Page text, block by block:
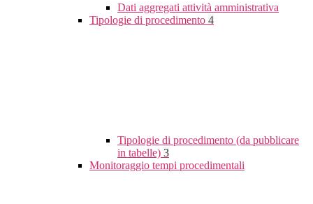
Dati aggregati attività amministrativa
Tipologie di procedimento 4
Tipologie di procedimento (da pubblicare
in tabelle) 3
Monitoraggio tempi procedimentali